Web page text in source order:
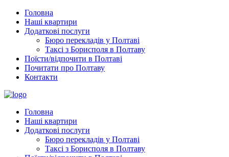
Головна
Наші квартири
Додаткові послуги
Бюро перекладів у Полтаві
Таксі з Борисполя в Полтаву
Поїсти/відпочити в Полтаві
Почитати про Полтаву
Контакти
Головна
Наші квартири
Додаткові послуги
Бюро перекладів у Полтаві
Таксі з Борисполя в Полтаву